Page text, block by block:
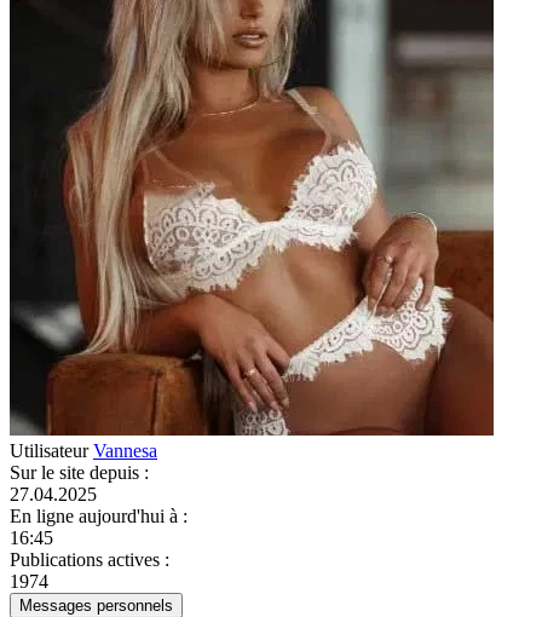
UtilisateurVannesa
Sur le site depuis :
27.04.2025
En ligne aujourd'hui à :
16:45
Publications actives :
1974
Messages personnels